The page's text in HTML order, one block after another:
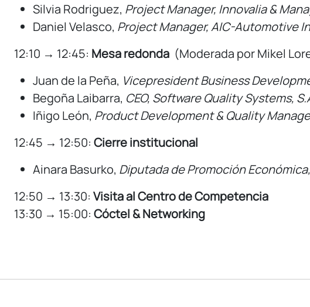
Silvia Rodriguez, Project Manager, Innovalia &
Daniel Velasco, Project Manager, AIC-Automotive
12:10 → 12:45: Mesa redonda (Moderada por Mikel
Juan de la Peña, Vicepresident Business
Begoña Laibarra, CEO, Software Quality Systems,
Iñigo León, Product Development & Quality
12:45 → 12:50: Cierre institucional
Ainara Basurko, Diputada de Promoción
12:50 → 13:30: Visita al Centro de Competencia
13:30 → 15:00: Cóctel & Networking